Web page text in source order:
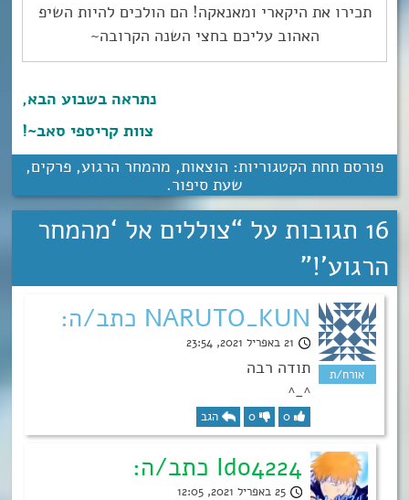
תכירו את היקארי ומאנאקה! הם הולכים להיות השיפ
האהוב עליכם בחצי השנה הקרובה~
נתראה בשבוע הבא,
צוות קריספי סאב~!
פורסם תחת הקטגוריות: הוצאות, מהמחר הרגוע, פרקים,
שעת סיפור.
16 תגובות על “
צוללים אל ‘מהמחר
הרגוע’!”
NARUTO_KUN כתב/ה:
21 באפריל 2021, 23:54
תודה רבה
^_^
0
0 הגב
Ido4224 כתב/ה:
25 באפריל 2021, 12:05